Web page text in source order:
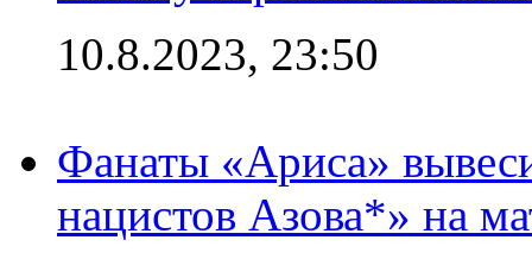
10.8.2023, 23:50
Фанаты «Ариса»
нацистов Азова*» на